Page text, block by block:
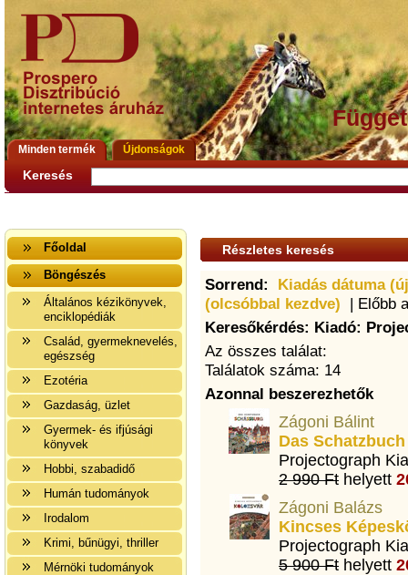
Minden termék Újdonságok
Keresés
Főoldal
Böngészés
Általános kézikönyvek,
enciklopédiák
Család, gyermeknevelés,
egészség
Ezotéria
Gazdaság, üzlet
Gyermek- és ifjúsági
könyvek
Hobbi, szabadidő
Humán tudományok
Irodalom
Krimi, bűnügyi, thriller
Mérnöki tudományok
Részletes keresés
Sorrend:
Kiadás dátuma
(olcsóbbal kezdve) | Előbb
Keresőkérdés: Kiadó:
Az összes találat:
Találatok száma: 14
Azonnal beszerezhetők
Zágoni Bálint
Das
Projectograph
2 990 Ft helyett
Zágoni Balázs
Kincses
Projectograph
5 900 Ft helyett